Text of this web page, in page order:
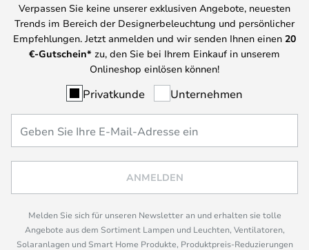
Verpassen Sie keine unserer exklusiven Angebote, neuesten
Trends im Bereich der Designerbeleuchtung und persönlicher
Empfehlungen. Jetzt anmelden und wir senden Ihnen einen 20
€-Gutschein* zu, den Sie bei Ihrem Einkauf in unserem
Onlineshop einlösen können!
Privatkunde Unternehmen
ANMELDEN
Melden Sie sich für unseren Newsletter an und erhalten sie tolle
Angebote aus dem Sortiment Lampen und Leuchten, Ventilatoren,
Solaranlagen und Smart Home Produkte, Produktpreis-Reduzierungen